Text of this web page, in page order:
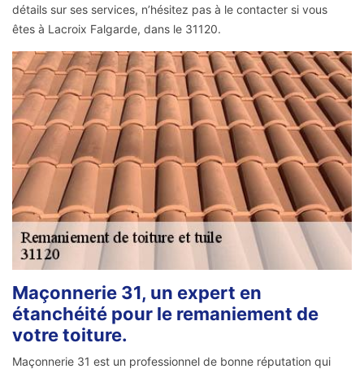
détails sur ses services, n’hésitez pas à le contacter si vous
êtes à Lacroix Falgarde, dans le 31120.
Maçonnerie 31, un expert en
étanchéité pour le remaniement de
votre toiture.
Maçonnerie 31 est un professionnel de bonne réputation qui